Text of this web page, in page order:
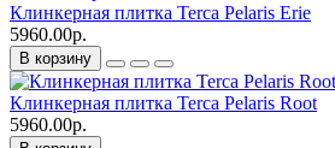
Клинкерная плитка Terca Pelaris Erie
5960.00р.
В корзину
Клинкерная плитка Terca Pelaris Root
5960.00р.